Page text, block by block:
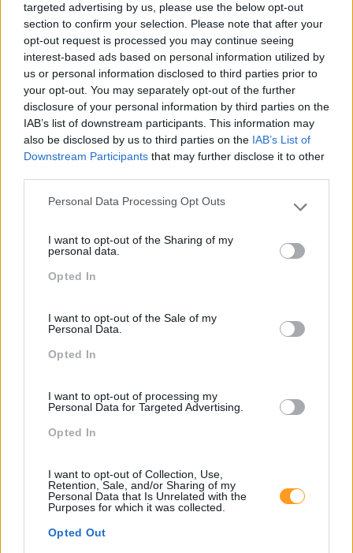
targeted advertising by us, please use the below opt-out
section to confirm your selection. Please note that after your
opt-out request is processed you may continue seeing
interest-based ads based on personal information utilized by
us or personal information disclosed to third parties prior to
your opt-out. You may separately opt-out of the further
disclosure of your personal information by third parties on the
IAB’s list of downstream participants. This information may
also be disclosed by us to third parties on the IAB’s List of
Downstream Participants that may further disclose it to other
Please note that this website/app uses one or more Google
not limited to your visit or usage behaviour. You may click to
grant or deny consent to Google and its third-party tags to
use your data for below specified purposes in below Google
Personal Data Processing Opt Outs
I want to opt-out of the Sharing of my
personal data.
Opted In
I want to opt-out of the Sale of my
Personal Data.
Opted In
I want to opt-out of processing my
Personal Data for Targeted Advertising.
Opted In
I want to opt-out of Collection, Use,
Retention, Sale, and/or Sharing of my
Personal Data that Is Unrelated with the
Purposes for which it was collected.
Opted Out
Anterior
ÉTICA E LIDERANÇA, O
OU DESTRUIR AS
EMPRESAS
Seguinte
DIFERENCIA ESTE
LIDERANÇA DE TODOS
OS OUTROS
Também Poderá Gostar